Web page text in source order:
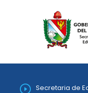
Secretaria de